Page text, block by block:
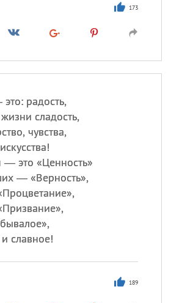
173
радость,
сладость,
чувства,
это «Ценность»
— «Верность»,
славное!
189